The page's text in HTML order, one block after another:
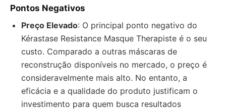
Pontos Negativos
Preço Elevado: O principal ponto negativo do
Kérastase Resistance Masque Therapiste é o seu
custo. Comparado a outras máscaras de
reconstrução disponíveis no mercado, o preço é
consideravelmente mais alto. No entanto, a
eficácia e a qualidade do produto justificam o
investimento para quem busca resultados